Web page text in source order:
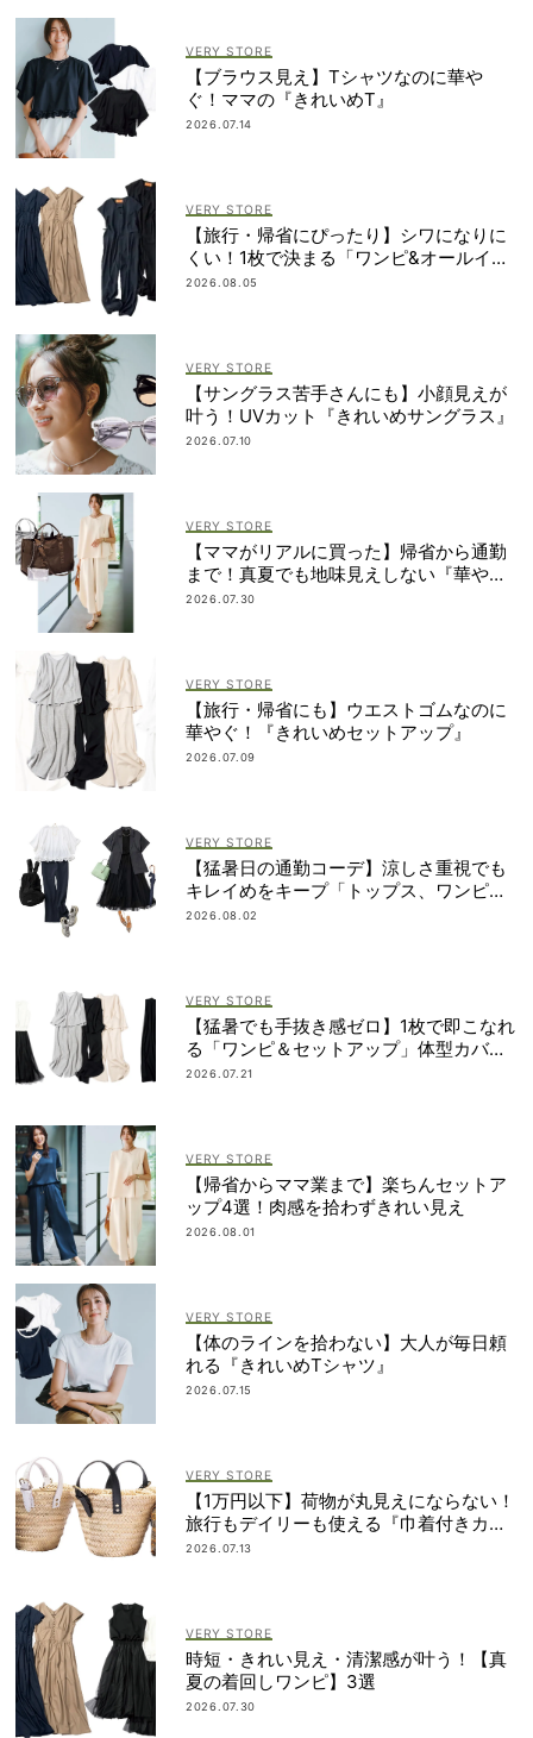
VERY STORE
【ブラウス見え】Tシャツなのに華や
ぐ！ママの『きれいめT』
2026.07.14
VERY STORE
【旅行・帰省にぴったり】シワになりに
くい！1枚で決まる「ワンピ&オールイン
ワン」2選
2026.08.05
VERY STORE
【サングラス苦手さんにも】小顔見えが
叶う！UVカット『きれいめサングラス』
2026.07.10
VERY STORE
【ママがリアルに買った】帰省から通勤
まで！真夏でも地味見えしない『華やぎ
服』TOP5
2026.07.30
VERY STORE
【旅行・帰省にも】ウエストゴムなのに
華やぐ！『きれいめセットアップ』
2026.07.09
VERY STORE
【猛暑日の通勤コーデ】涼しさ重視でも
キレイめをキープ「トップス、ワンピ３
選」
2026.08.02
VERY STORE
【猛暑でも手抜き感ゼロ】1枚で即こなれ
る「ワンピ＆セットアップ」体型カバー
も
2026.07.21
VERY STORE
【帰省からママ業まで】楽ちんセットア
ップ4選！肉感を拾わずきれい見え
2026.08.01
VERY STORE
【体のラインを拾わない】大人が毎日頼
れる『きれいめTシャツ』
2026.07.15
VERY STORE
【1万円以下】荷物が丸見えにならない！
旅行もデイリーも使える『巾着付きカゴ
バッグ』
2026.07.13
VERY STORE
時短・きれい見え・清潔感が叶う！【真
夏の着回しワンピ】3選
2026.07.30